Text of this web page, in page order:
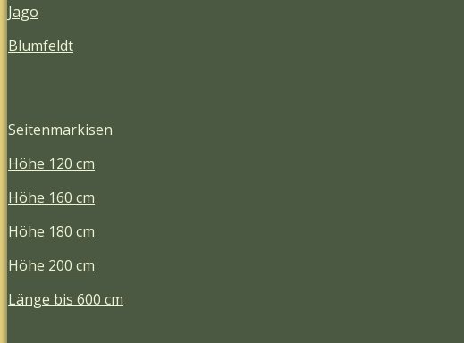
Jago
Blumfeldt
Seitenmarkisen
Höhe 120 cm
Höhe 160 cm
Höhe 180 cm
Höhe 200 cm
Länge bis 600 cm